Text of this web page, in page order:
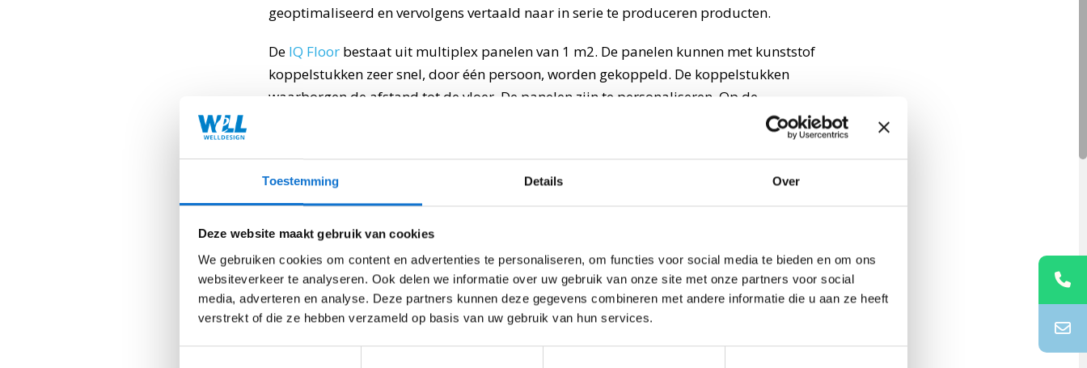
Toestemming Details Over
Deze website maakt gebruik van cookies
We gebruiken cookies om content en advertenties te personaliseren, om functies voor social media te bieden en om ons
websiteverkeer te analyseren. Ook delen we informatie over uw gebruik van onze site met onze partners voor social
media, adverteren en analyse. Deze partners kunnen deze gegevens combineren met andere informatie die u aan ze heeft
verstrekt of die ze hebben verzameld op basis van uw gebruik van hun services.
geoptimaliseerd en vervolgens vertaald naar in serie te produceren producten.
De IQ Floor bestaat uit multiplex panelen van 1 m2. De panelen kunnen met kunststof
koppelstukken zeer snel, door één persoon, worden gekoppeld. De koppelstukken
waarborgen de afstand tot de vloer. De panelen zijn te personaliseren. Op de
PC Cox
ergonomische oplossing voor zijn nieuwe productlijn van high-end kit- en lijmspuiten.
WeLLDesign ontwikkelde het ontwerp en de ergonomische oplossing voor de
handgreep. Door de handgreep onder het zwaartepunt te leggen, vangt de hand